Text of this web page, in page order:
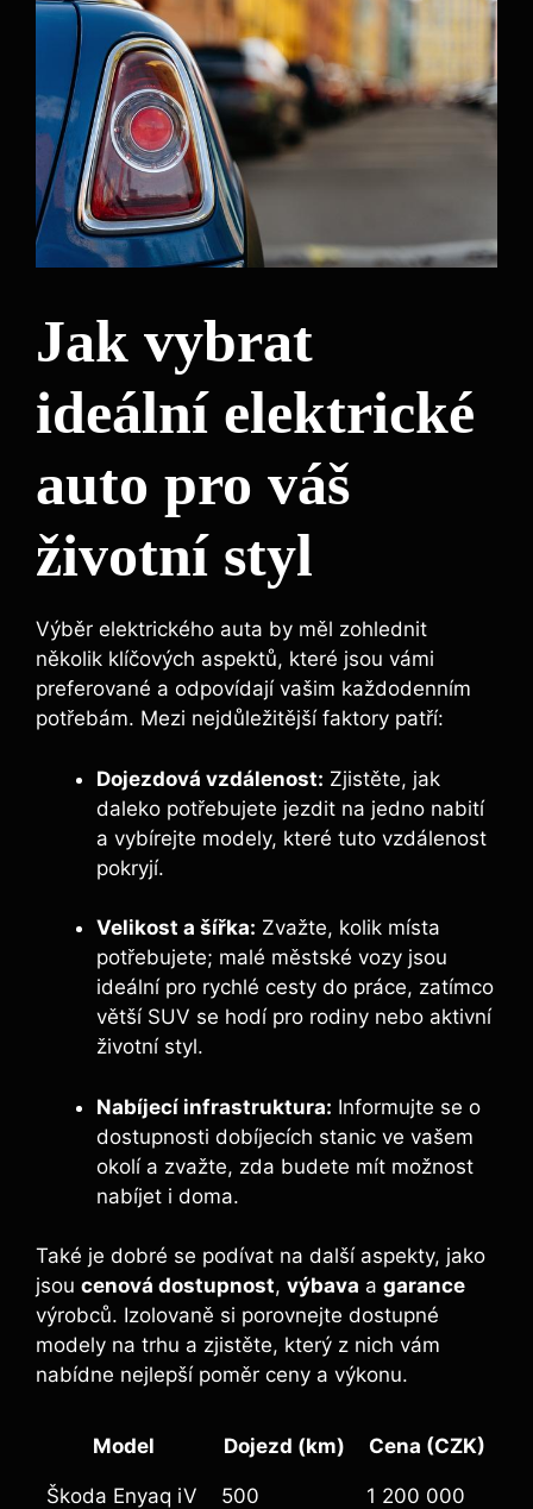
Jak vybrat
ideální elektrické
auto pro váš
životní styl
Výběr elektrického auta by měl zohlednit
několik klíčových aspektů, které jsou vámi
preferované a odpovídají vašim každodenním
potřebám. Mezi nejdůležitější faktory patří:
Dojezdová vzdálenost: Zjistěte, jak
daleko potřebujete jezdit na jedno nabití
a vybírejte modely, které tuto vzdálenost
pokryjí.
Velikost a šířka: Zvažte, kolik místa
potřebujete; malé městské vozy jsou
ideální pro rychlé cesty do práce, zatímco
větší SUV se hodí pro rodiny nebo aktivní
životní styl.
Nabíjecí infrastruktura: Informujte se o
dostupnosti dobíjecích stanic ve vašem
okolí a zvažte, zda budete mít možnost
nabíjet i doma.
Také je dobré se podívat na další aspekty, jako
jsou cenová dostupnost, výbava a garance
výrobců. Izolovaně si porovnejte dostupné
modely na trhu a zjistěte, který z nich vám
nabídne nejlepší poměr ceny a výkonu.
Model Dojezd (km) Cena (CZK)
Škoda Enyaq iV 500 1 200 000